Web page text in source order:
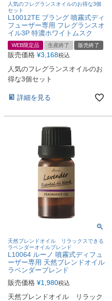
人気のフレグランスオイルのお得な3個
セット
L10012TE ブラング 噴霧式ディ
フューザー専用 フレグランスオ
イル3P 特濃ホワイトムスク
WEB限定品 生産終了 販売終了
販売価格 ¥3,168税込
人気のフレグランスオイルのお
得な3個セット
詳細を見る
天然ブレンドオイル リラックスできる
ラベンダーオイルブレンド
L10064 ルーノ 噴霧式ディフュ
ーザー専用 天然ブレンドオイル
ラベンダーブレンド
販売価格 ¥1,980税込
天然ブレンドオイル リラック